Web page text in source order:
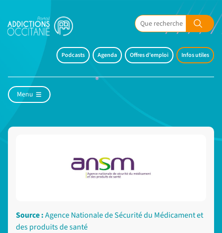
Podcasts Agenda Offres d'emploi Infos utiles
Menu
Source :Agence Nationale de Sécurité du Médicament et
des produits de santé